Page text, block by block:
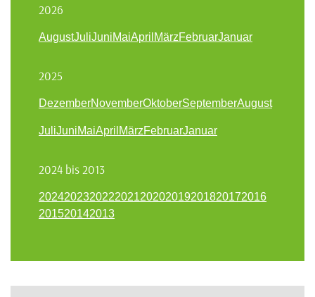
2026
AugustJuliJuniMaiApril MärzFebruarJanuar
2025
DezemberNovemberOktoberSeptemberAugust
JuliJuniMaiApril MärzFebruarJanuar
2024 bis 2013
202420232022202120202019201820172016
201520142013